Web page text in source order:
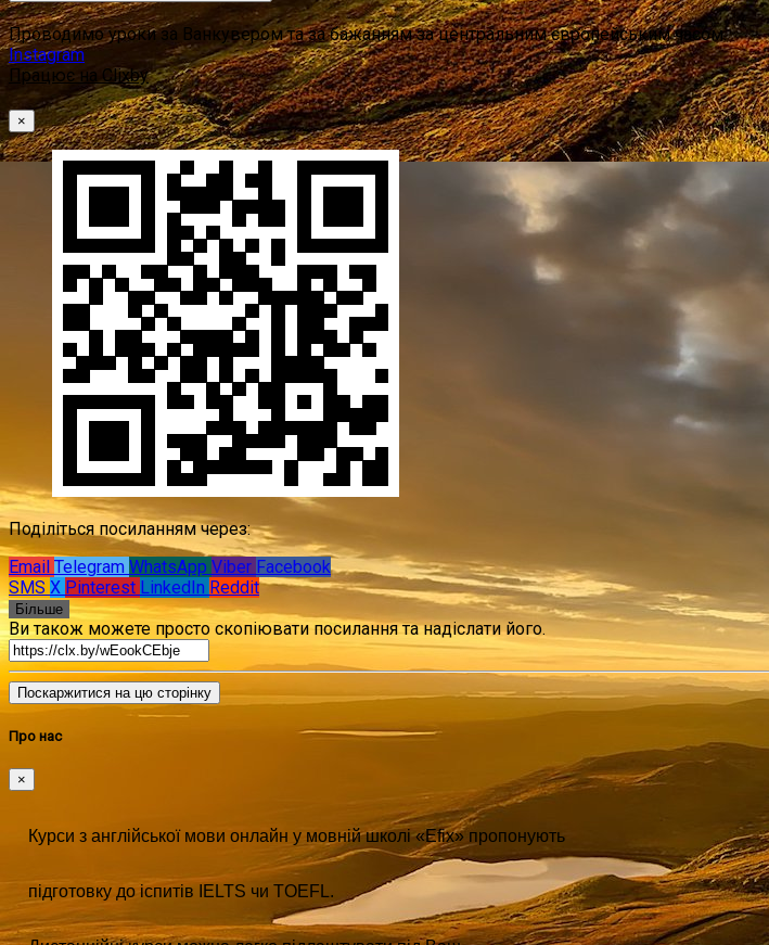
Проводимо уроки за Ванкувером та за бажанням за центральним європейським часом.
Instagram
Працює на Clixby
×
Поділіться посиланням через:
Email Telegram WhatsApp Viber Facebook
SMS X Pinterest LinkedIn Reddit
Більше
Ви також можете просто скопіювати посилання та надіслати його.
Поскаржитися на цю сторінку
Про нас
×
Курси з англійської мови онлайн у мовній школі «Efix» пропонують
підготовку до іспитів IELTS чи TOEFL.